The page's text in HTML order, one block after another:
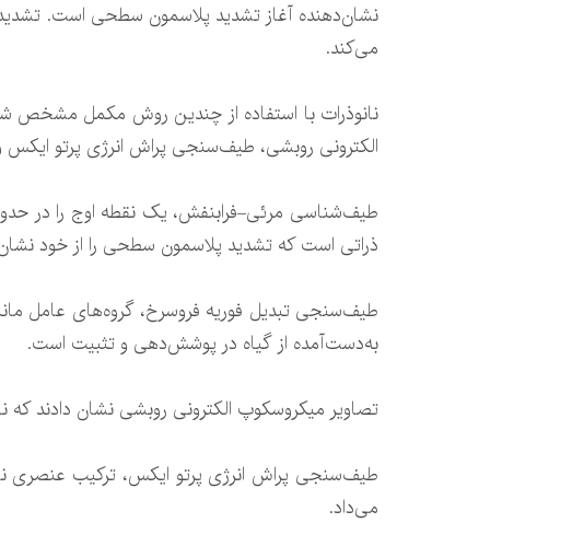
نشان‌دهنده آغاز تشدید پلاسمون سطحی است. تشدید
می‌کند.
نانوذرات با استفاده از چندین روش مکمل مشخص
الکترونی روبشی، طیف‌سنجی پراش انرژی پرتو ایکس
ذراتی است که تشدید پلاسمون سطحی را از خود
طیف‌سنجی تبدیل فوریه فروسرخ، گروه‌های عامل
به‌دست‌آمده از گیاه در پوشش‌دهی و تثبیت است.
تصاویر میکروسکوپ الکترونی روبشی نشان دادند
می‌داد.